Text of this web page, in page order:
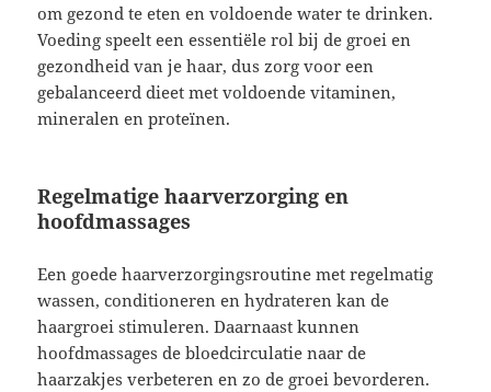
om gezond te eten en voldoende water te drinken.
Voeding speelt een essentiële rol bij de groei en
gezondheid van je haar, dus zorg voor een
gebalanceerd dieet met voldoende vitaminen,
mineralen en proteïnen.
Regelmatige haarverzorging en
hoofdmassages
Een goede haarverzorgingsroutine met regelmatig
wassen, conditioneren en hydrateren kan de
haargroei stimuleren. Daarnaast kunnen
hoofdmassages de bloedcirculatie naar de
haarzakjes verbeteren en zo de groei bevorderen.